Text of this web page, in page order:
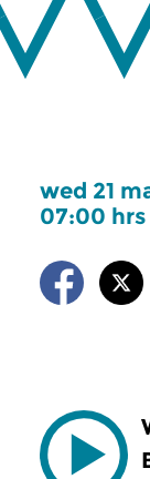
wed 21
07:00 hrs